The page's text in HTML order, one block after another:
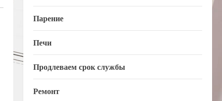
Парение
Печи
Продлеваем срок службы
Ремонт